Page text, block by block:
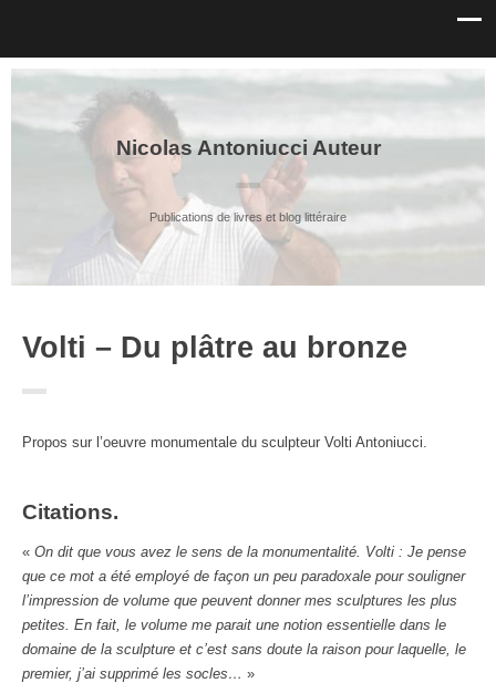
Nicolas Antoniucci Auteur
Publications de livres et blog littéraire
Volti – Du plâtre au bronze
Propos sur l’oeuvre monumentale du sculpteur Volti Antoniucci.
Citations.
« On dit que vous avez le sens de la monumentalité. Volti : Je pense
que ce mot a été employé de façon un peu paradoxale pour souligner
l’impression de volume que peuvent donner mes sculptures les plus
petites. En fait, le volume me parait une notion essentielle dans le
domaine de la sculpture et c’est sans doute la raison pour laquelle, le
premier, j’ai supprimé les socles… »